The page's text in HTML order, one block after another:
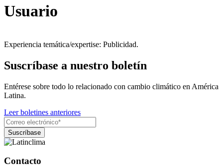
de
Usuario
Experiencia temática/expertise: Publicidad.
Suscríbase a nuestro boletín
Entérese sobre todo lo relacionado con cambio climático en América
Latina.
Leer boletines anteriores
Contacto